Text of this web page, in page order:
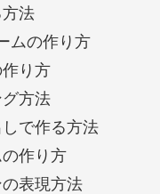
法
ムの作り方
り方
方法
で作る方法
作り方
表現方法